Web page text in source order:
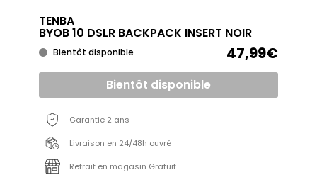
TENBA
BYOB 10 DSLR BACKPACK INSERT NOIR
Bientôt disponible 47,99€
Bientôt disponible
Garantie 2 ans
Livraison en 24/48h ouvré
Retrait en magasin Gratuit